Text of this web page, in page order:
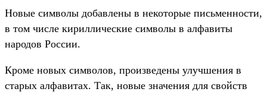
Новые символы добавлены в некоторые письменности,
в том числе кириллические символы в алфавиты
народов России.
Кроме новых символов, произведены улучшения в
старых алфавитах. Так, новые значения для свойств